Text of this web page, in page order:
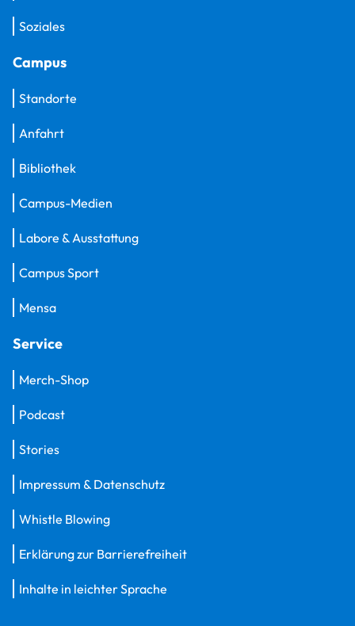
Soziales
Campus
Standorte
Anfahrt
Bibliothek
Campus-Medien
Labore & Ausstattung
Campus Sport
Mensa
Service
Merch-Shop
Podcast
Stories
Impressum & Datenschutz
Whistle Blowing
Erklärung zur Barrierefreiheit
Inhalte in leichter Sprache